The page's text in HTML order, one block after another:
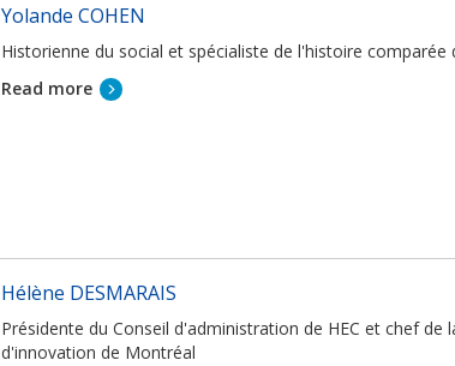
Yolande COHEN
Historienne du social et spécialiste de l'histoire
Read more
Hélène DESMARAIS
Présidente du Conseil d'administration de HEC et chef
d'innovation de Montréal